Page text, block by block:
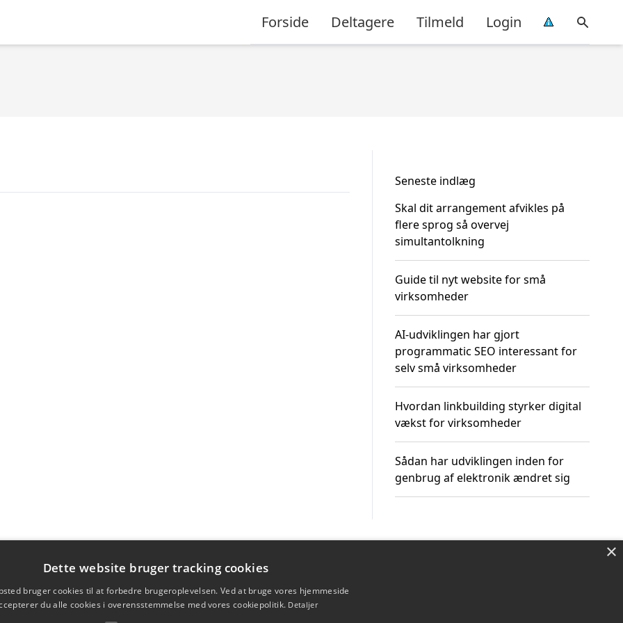
Forside Deltagere Tilmeld Login
Seneste indlæg
Skal dit arrangement afvikles på
flere sprog så overvej
simultantolkning
Guide til nyt website for små
virksomheder
AI-udviklingen har gjort
programmatic SEO interessant for
selv små virksomheder
Hvordan linkbuilding styrker digital
vækst for virksomheder
Sådan har udviklingen inden for
genbrug af elektronik ændret sig
×
Dette website bruger tracking cookies
bruger cookies til at forbedre brugeroplevelsen. Ved at bruge vores hjemmeside
du alle cookies i overensstemmelse med vores cookiepolitik. Detaljer